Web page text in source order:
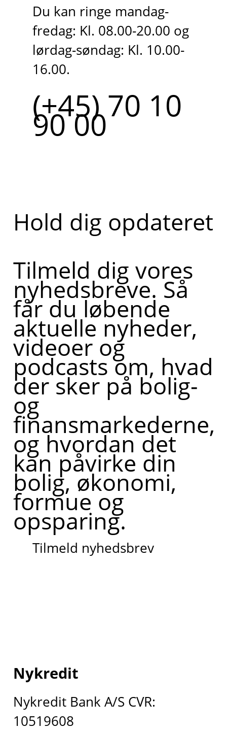
Du kan ringe mandag-
fredag: Kl. 08.00-20.00 og
lørdag-søndag: Kl. 10.00-
16.00.
(+45) 70 10
90 00
Hold dig opdateret
Tilmeld dig vores
nyhedsbreve. Så
får du løbende
aktuelle nyheder,
videoer og
podcasts om, hvad
der sker på bolig-
og
finansmarkederne,
og hvordan det
kan påvirke din
bolig, økonomi,
formue og
opsparing.
Tilmeld nyhedsbrev
Nykredit
Nykredit Bank A/S CVR:
10519608